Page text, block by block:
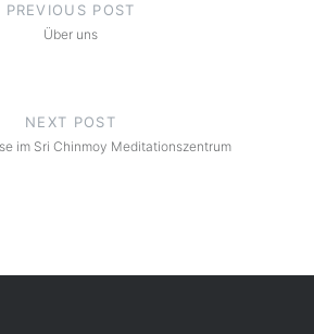
PREVIOUS POST
Über uns
NEXT POST
im Sri Chinmoy Meditationszentrum